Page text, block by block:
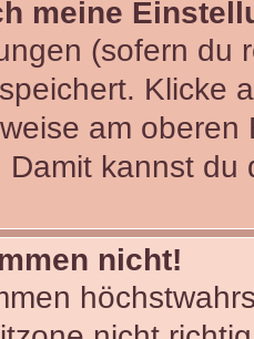
meine
(sofern du
Klicke
am
Damit kannst
nicht!